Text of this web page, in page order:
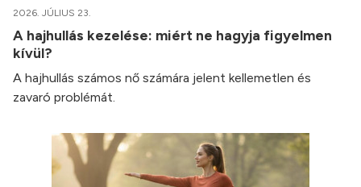
2026. JÚLIUS 23.
A hajhullás kezelése: miért ne hagyja figyelmen
kívül?
A hajhullás számos nő számára jelent kellemetlen és
zavaró problémát.